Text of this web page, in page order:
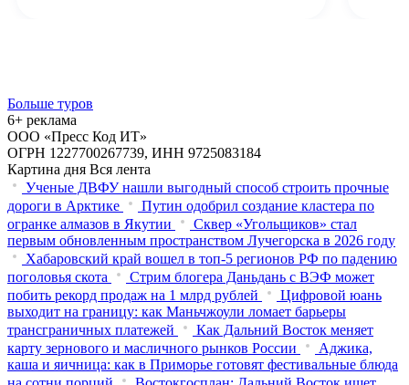
Больше туров
6+ реклама
ООО «Пресс Код ИТ»
ОГРН 1227700267739, ИНН 9725083184
Картина дня Вся лента
Ученые ДВФУ нашли выгодный способ строить прочные
дороги в Арктике
Путин одобрил создание кластера по
огранке алмазов в Якутии
Сквер «Угольщиков» стал
первым обновленным пространством Лучегорска в 2026 году
Хабаровский край вошел в топ-5 регионов РФ по падению
поголовья скота
Стрим блогера Даньдань с ВЭФ может
побить рекорд продаж на 1 млрд рублей
Цифровой юань
выходит на границу: как Маньчжоули ломает барьеры
трансграничных платежей
Как Дальний Восток меняет
карту зернового и масличного рынков России
Аджика,
каша и яичница: как в Приморье готовят фестивальные блюда